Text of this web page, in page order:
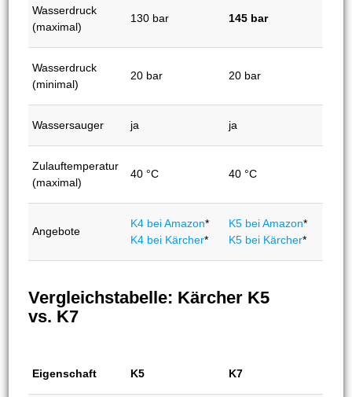
Wasserdruck
(maximal)
130 bar 145 bar
Wasserdruck
(minimal)
20 bar 20 bar
Wassersauger ja ja
Zulauftemperatur
(maximal)
40 °C 40 °C
Angebote
K4 bei Amazon*
K4 bei Kärcher*
K5 bei Amazon*
K5 bei Kärcher*
Vergleichstabelle: Kärcher K5
vs. K7
Eigenschaft K5 K7